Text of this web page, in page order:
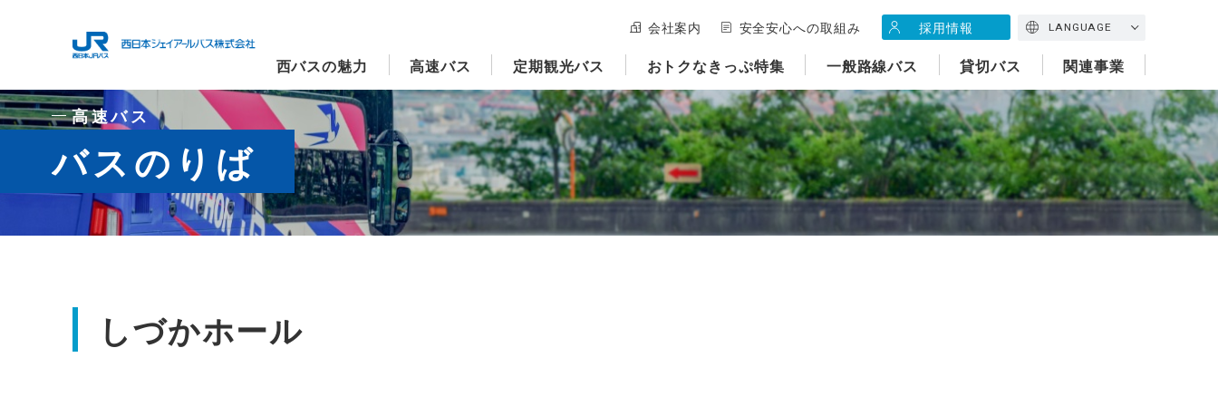
会社案内 安全安心への取組み 採用情報 LANGUAGE
西バスの魅力 高速バス 定期観光バス おトクなきっぷ特集 一般路線バス 貸切バス 関連事業
高速バス
バスのりば
しづかホール